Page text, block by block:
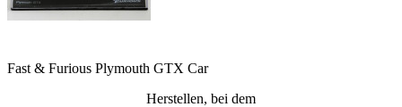
Fast & Furious Plymouth GTX Car
Herstellen, bei dem